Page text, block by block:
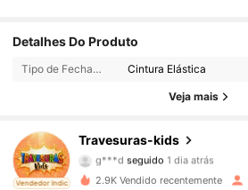
Detalhes Do Produto
Tipo de Fechamento: Cintura Elástica
Veja mais
Vendedor Indicado
Travesuras-kids
4,87 977 Seguidores
977 Seguidores
g***dseguido1 dia atrás
4,87
977 Seguidores
2.9K Vendido recentemente